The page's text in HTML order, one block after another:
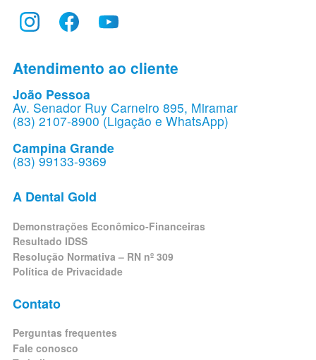
Atendimento ao cliente
João Pessoa
Av. Senador Ruy Carneiro 895, Miramar
(83) 2107-8900 (Ligação e WhatsApp)
Campina Grande
(83) 99133-9369
A Dental Gold
Demonstrações Econômico-Financeiras
Resultado IDSS
Resolução Normativa – RN nº 309
Política de Privacidade
Contato
Perguntas frequentes
Fale conosco